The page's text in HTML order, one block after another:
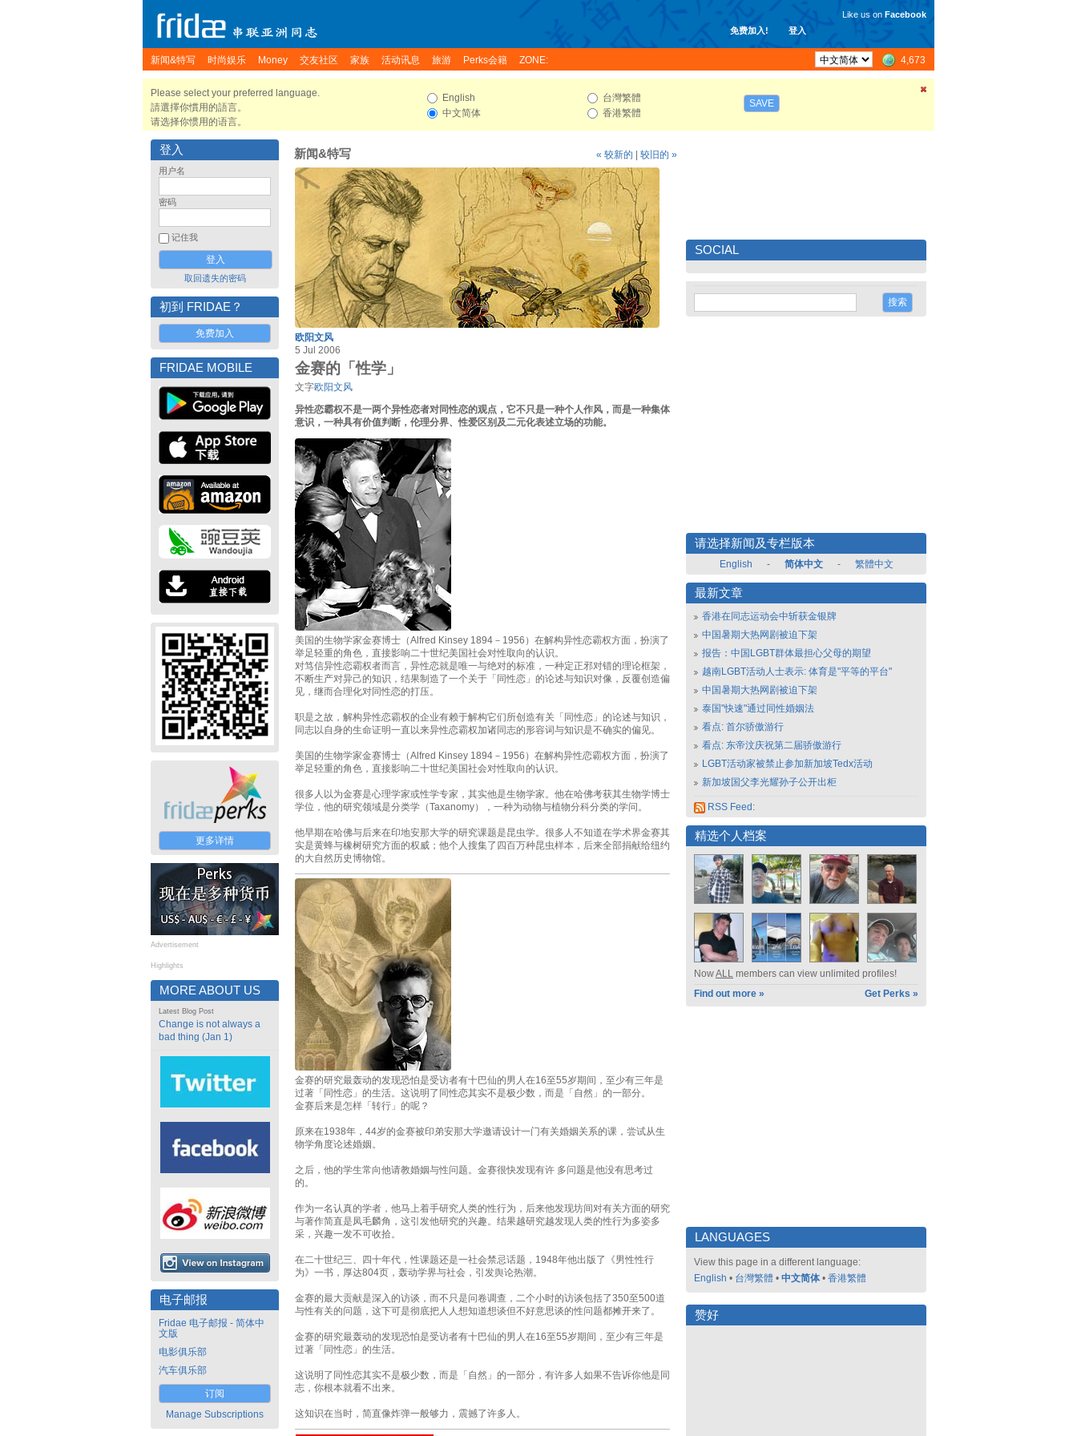
免费加入! 登入
Like us on Facebook
新闻&特写 时尚娱乐 Money 交友社区 家族 活动讯息 旅游 Perks会籍 ZONE: 4,673
Please select your preferred language.
請選擇你慣用的語言。
请选择你惯用的语言。
English
中文简体
台灣繁體
香港繁體
SAVE
登入
用户名
密码
记住我
取回遗失的密码
初到 FRIDAE？
免费加入
FRIDAE MOBILE
更多详情
Advertisement
Highlights
MORE ABOUT US
Latest Blog Post
Change is not always a
bad thing (Jan 1)
电子邮报
Fridae 电子邮报 - 简体中
文版
电影俱乐部
汽车俱乐部
订阅
Manage Subscriptions
新闻&特写 « 较新的 较旧的 »
欧阳文风
5 Jul 2006
金赛的「性学」
文字欧阳文风
异性恋霸权不是一两个异性恋者对同性恋的观点，它不只是一种个人作风，而是一种集体
意识，一种具有价值判断，伦理分界、性爱区别及二元化表述立场的功能。
美国的生物学家金赛博士（Alfred Kinsey 1894－1956）在解构异性恋霸权方面，扮演了
举足轻重的角色，直接影响二十世纪美国社会对性取向的认识。
对笃信异性恋霸权者而言，异性恋就是唯一与绝对的标准，一种定正邪对错的理论框架，
不断生产对异己的知识，结果制造了一个关于「同性恋」的论述与知识对像，反覆创造偏
见，继而合理化对同性恋的打压。
职是之故，解构异性恋霸权的企业有赖于解构它们所创造有关「同性恋」的论述与知识，
同志以自身的生命证明一直以来异性恋霸权加诸同志的形容词与知识是不确实的偏见。
美国的生物学家金赛博士（Alfred Kinsey 1894－1956）在解构异性恋霸权方面，扮演了
举足轻重的角色，直接影响二十世纪美国社会对性取向的认识。
很多人以为金赛是心理学家或性学专家，其实他是生物学家。他在哈佛考获其生物学博士
学位，他的研究领域是分类学（Taxanomy），一种为动物与植物分科分类的学问。
他早期在哈佛与后来在印地安那大学的研究课题是昆虫学。很多人不知道在学术界金赛其
实是黄蜂与橡树研究方面的权威；他个人搜集了四百万种昆虫样本，后来全部捐献给纽约
的大自然历史博物馆。
金赛的研究最轰动的发现恐怕是受访者有十巴仙的男人在16至55岁期间，至少有三年是
过著「同性恋」的生活。这说明了同性恋其实不是极少数，而是「自然」的一部分。
金赛后来是怎样「转行」的呢？
原来在1938年，44岁的金赛被印弟安那大学邀请设计一门有关婚姻关系的课，尝试从生
物学角度论述婚姻。
之后，他的学生常向他请教婚姻与性问题。金赛很快发现有许 多问题是他没有思考过
的。
作为一名认真的学者，他马上着手研究人类的性行为，后来他发现坊间对有关方面的研究
与著作简直是凤毛麟角，这引发他研究的兴趣。结果越研究越发现人类的性行为多姿多
采，兴趣一发不可收拾。
在二十世纪三、四十年代，性课题还是一社会禁忌话题，1948年他出版了《男性性行
为》一书，厚达804页，轰动学界与社会，引发舆论热潮。
金赛的最大贡献是深入的访谈，而不只是问卷调查，二个小时的访谈包括了350至500道
与性有关的问题，这下可是彻底把人人想知道想谈但不好意思谈的性问题都摊开来了。
金赛的研究最轰动的发现恐怕是受访者有十巴仙的男人在16至55岁期间，至少有三年是
过著「同性恋」的生活。
这说明了同性恋其实不是极少数，而是「自然」的一部分，有许多人如果不告诉你他是同
志，你根本就看不出来。
这知识在当时，简直像炸弹一般够力，震撼了许多人。
SOCIAL
请选择新闻及专栏版本
English - 简体中文 - 繁體中文
最新文章
香港在同志运动会中斩获金银牌
中国暑期大热网剧被迫下架
报告：中国LGBT群体最担心父母的期望
越南LGBT活动人士表示: 体育是"平等的平台"
中国暑期大热网剧被迫下架
泰国"快速"通过同性婚姻法
看点: 首尔骄傲游行
看点: 东帝汶庆祝第二届骄傲游行
LGBT活动家被禁止参加新加坡Tedx活动
新加坡国父李光耀孙子公开出柜
RSS Feed:
精选个人档案
NowALL members can view unlimited profiles!
Find out more »
Get Perks »
LANGUAGES
View this page in a different language:
English • 台灣繁體 • 中文简体 • 香港繁體
赞好